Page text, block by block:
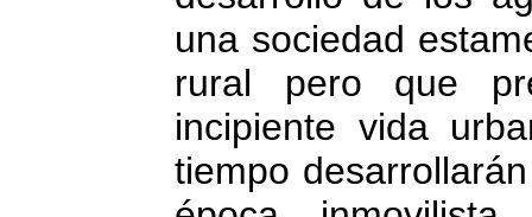
una sociedad
rural pero que
incipiente vida
tiempo